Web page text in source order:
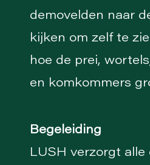
demovelden naar
kijken om zelf te
hoe de prei,
en komkommers
Begeleiding
LUSH verzorgt